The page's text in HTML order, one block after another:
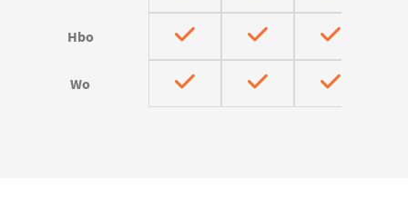
Hbo
Wo